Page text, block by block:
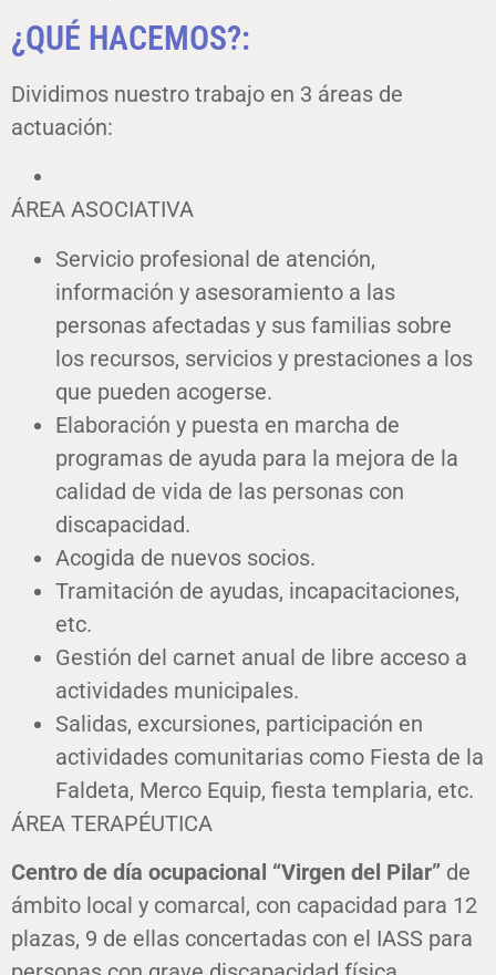
¿QUÉ HACEMOS?:
Dividimos nuestro trabajo en 3 áreas de
actuación:
ÁREA ASOCIATIVA
Servicio profesional de atención,
información y asesoramiento a las
personas afectadas y sus familias sobre
los recursos, servicios y prestaciones a los
que pueden acogerse.
Elaboración y puesta en marcha de
programas de ayuda para la mejora de la
calidad de vida de las personas con
discapacidad.
Acogida de nuevos socios.
Tramitación de ayudas, incapacitaciones,
etc.
Gestión del carnet anual de libre acceso a
actividades municipales.
Salidas, excursiones, participación en
actividades comunitarias como Fiesta de la
Faldeta, Merco Equip, fiesta templaria, etc.
ÁREA TERAPÉUTICA
Centro de día ocupacional “Virgen del Pilar” de
ámbito local y comarcal, con capacidad para 12
plazas, 9 de ellas concertadas con el IASS para